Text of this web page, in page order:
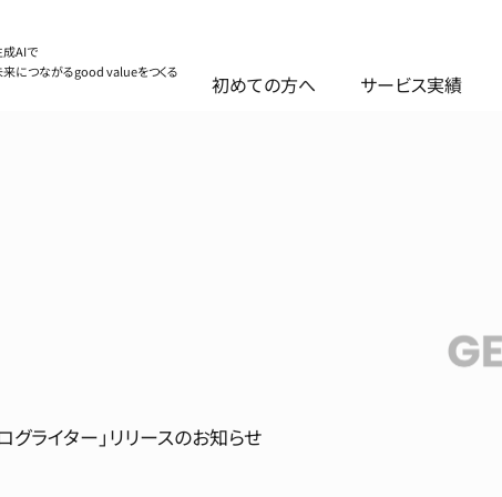
成AIで
来につながるgood valueをつくる
初めての方へ サービス実績
グライター」リリースのお知らせ